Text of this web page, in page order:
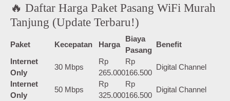
🔥 Daftar Harga Paket Pasang WiFi Murah
Tanjung (Update Terbaru!)
Paket Kecepatan Harga
Biaya
Pasang
Benefit
Internet
Only
30 Mbps
Rp
265.000
Rp
166.500
Digital Channel
Internet
Only
50 Mbps
Rp
325.000
Rp
166.500
Digital Channel